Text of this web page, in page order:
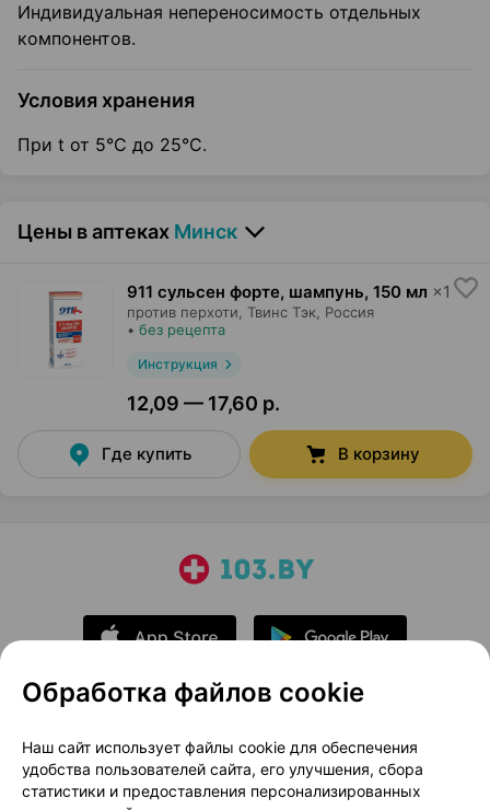
Индивидуальная непереносимость отдельных
компонентов.
Условия хранения
При t от 5°С до 25°С.
Цены в аптеках Минск
911 сульсен форте, шампунь, 150 мл ×1
против перхоти, Твинс Тэк, Россия
• без рецепта
Инструкция
12,09 — 17,60 р.
Где купить В корзину
О проекте
Новости проекта
Размещение рекламы
Медицинский маркетинг
Публичный договор
Доставка
Обработка файлов cookie
Наш сайт использует файлы cookie для обеспечения
удобства пользователей сайта, его улучшения, сбора
статистики и предоставления персонализированных